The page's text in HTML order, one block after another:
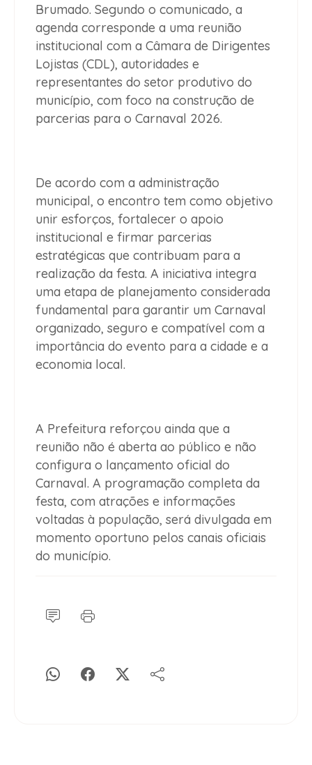
Brumado. Segundo o comunicado, a
agenda corresponde a uma reunião
institucional com a Câmara de Dirigentes
Lojistas (CDL), autoridades e
representantes do setor produtivo do
município, com foco na construção de
parcerias para o Carnaval 2026.
De acordo com a administração
municipal, o encontro tem como objetivo
unir esforços, fortalecer o apoio
institucional e firmar parcerias
estratégicas que contribuam para a
realização da festa. A iniciativa integra
uma etapa de planejamento considerada
fundamental para garantir um Carnaval
organizado, seguro e compatível com a
importância do evento para a cidade e a
economia local.
A Prefeitura reforçou ainda que a
reunião não é aberta ao público e não
configura o lançamento oficial do
Carnaval. A programação completa da
festa, com atrações e informações
voltadas à população, será divulgada em
momento oportuno pelos canais oficiais
do município.